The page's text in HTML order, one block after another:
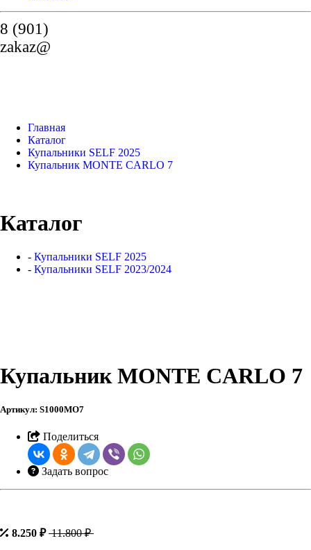
8 (901)
zakaz@
Главная
Каталог
Купальники SELF 2025
Купальник MONTE CARLO 7
Каталог
- Купальники SELF 2025
- Купальники SELF 2023/2024
Купальник MONTE CARLO 7
Артикул: S1000MO7
Поделиться
Задать вопрос
8.250 ₽ 11.800 ₽